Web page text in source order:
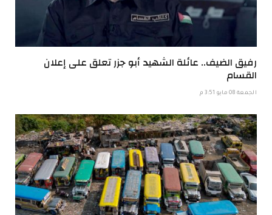
رفيق الضيف.. عائلة الشهيد أبو جزر تعلق على إعلان
القسام
الجمعة 08 مايو 3:51 م